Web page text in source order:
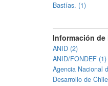
Bastías. (1)
Información
ANID (2)
ANID/FONDEF (1)
Agencia Nacional
Desarrollo de